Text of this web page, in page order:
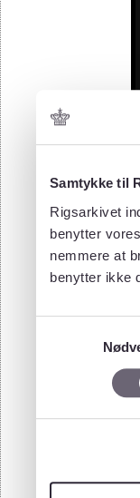
Samtykke til
Rigsarkivet
benytter
nemmere at
benytter ikke